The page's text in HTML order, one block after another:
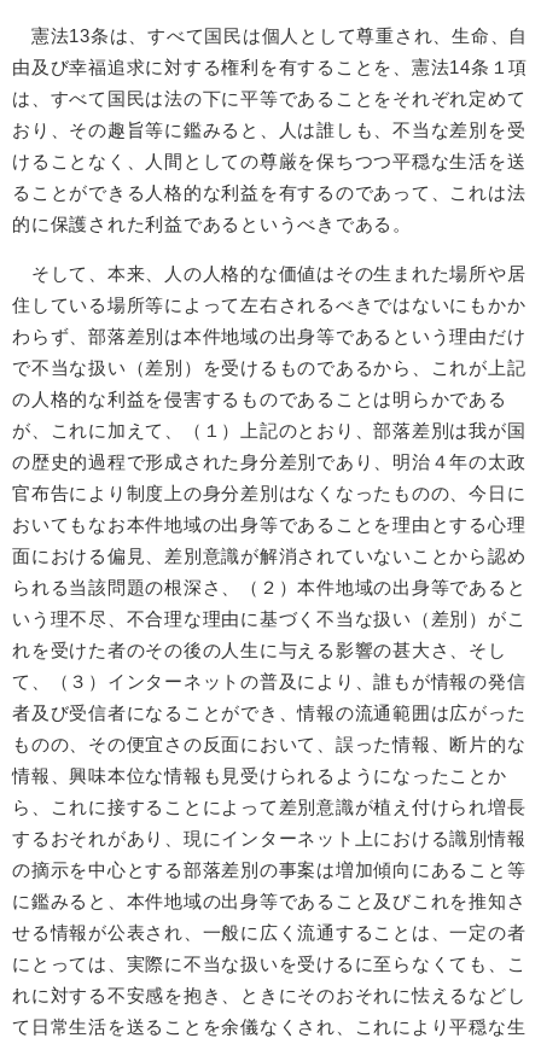
憲法13条は、すべて国民は個人として尊重され、生命、自
由及び幸福追求に対する権利を有することを、憲法14条１項
は、すべて国民は法の下に平等であることをそれぞれ定めて
おり、その趣旨等に鑑みると、人は誰しも、不当な差別を受
けることなく、人間としての尊厳を保ちつつ平穏な生活を送
ることができる人格的な利益を有するのであって、これは法
的に保護された利益であるというべきである。
そして、本来、人の人格的な価値はその生まれた場所や居
住している場所等によって左右されるべきではないにもかか
わらず、部落差別は本件地域の出身等であるという理由だけ
で不当な扱い（差別）を受けるものであるから、これが上記
の人格的な利益を侵害するものであることは明らかである
が、これに加えて、（１）上記のとおり、部落差別は我が国
の歴史的過程で形成された身分差別であり、明治４年の太政
官布告により制度上の身分差別はなくなったものの、今日に
おいてもなお本件地域の出身等であることを理由とする心理
面における偏見、差別意識が解消されていないことから認め
られる当該問題の根深さ、（２）本件地域の出身等であると
いう理不尽、不合理な理由に基づく不当な扱い（差別）がこ
れを受けた者のその後の人生に与える影響の甚大さ、そし
て、（３）インターネットの普及により、誰もが情報の発信
者及び受信者になることができ、情報の流通範囲は広がった
ものの、その便宜さの反面において、誤った情報、断片的な
情報、興味本位な情報も見受けられるようになったことか
ら、これに接することによって差別意識が植え付けられ増長
するおそれがあり、現にインターネット上における識別情報
の摘示を中心とする部落差別の事案は増加傾向にあること等
に鑑みると、本件地域の出身等であること及びこれを推知さ
せる情報が公表され、一般に広く流通することは、一定の者
にとっては、実際に不当な扱いを受けるに至らなくても、こ
れに対する不安感を抱き、ときにそのおそれに怯えるなどし
て日常生活を送ることを余儀なくされ、これにより平穏な生